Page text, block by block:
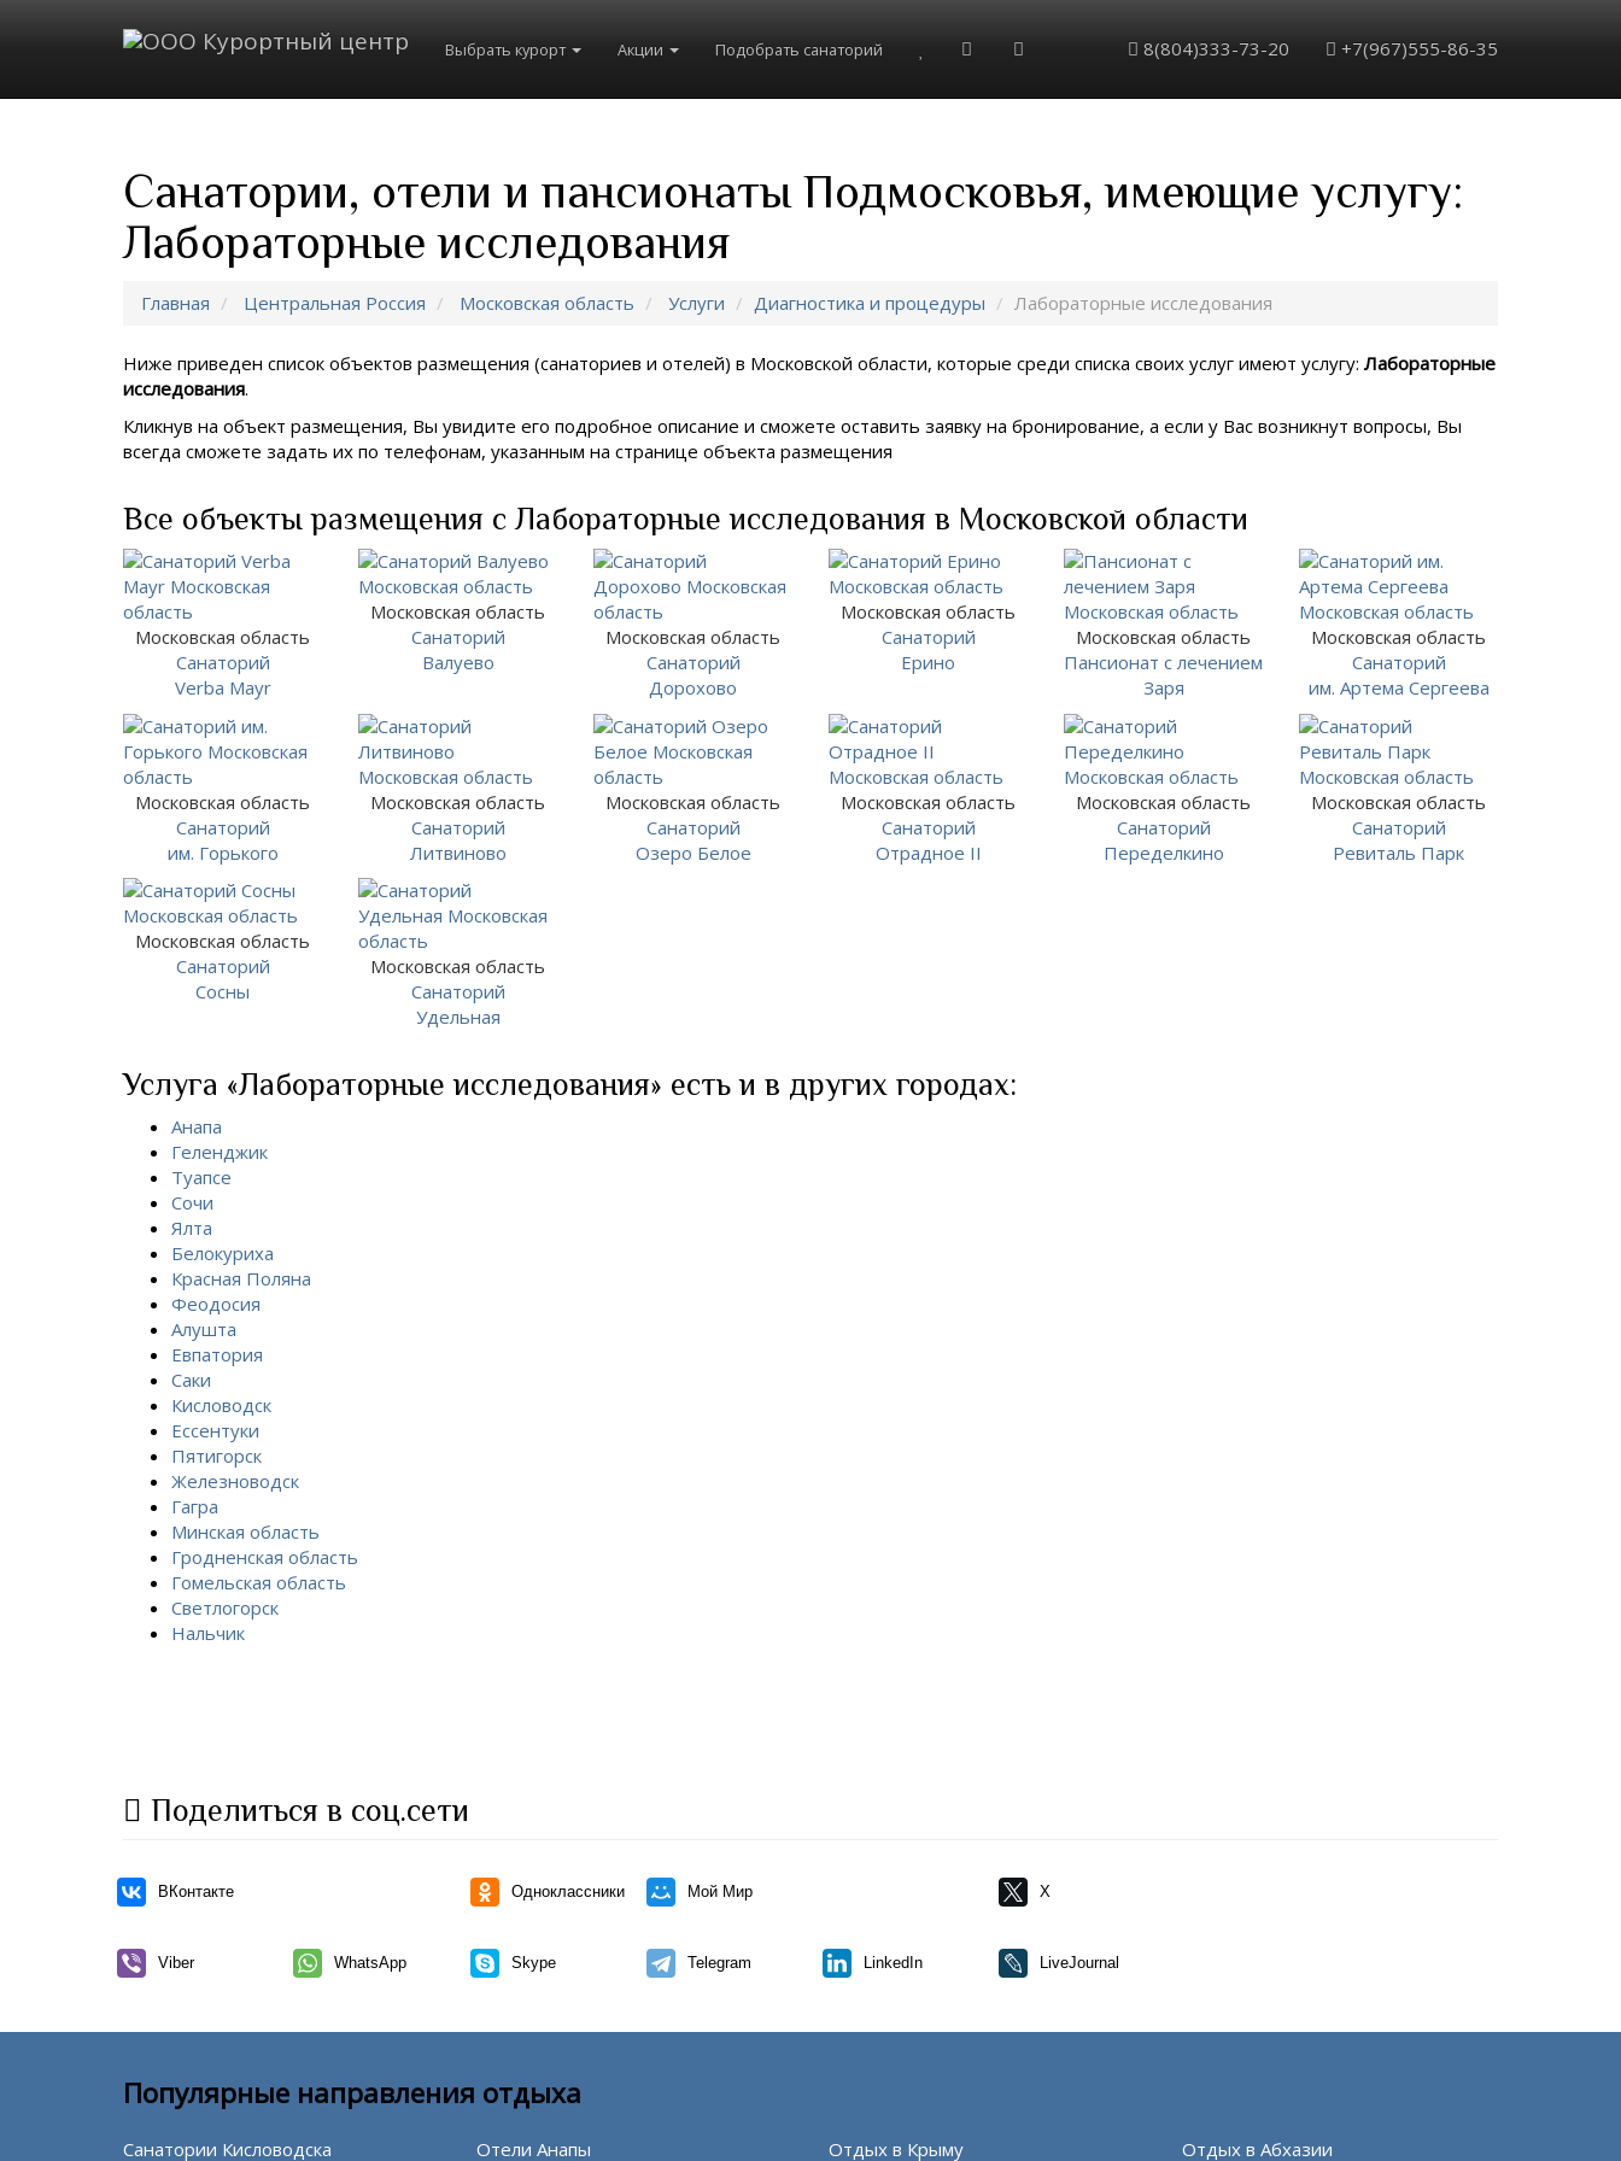
Выбрать курорт Акции Подобрать санаторий 8(804)333-73-20 +7(967)555-86-35
Санатории, отели и пансионаты Подмосковья, имеющие услугу:
Лабораторные исследования
Главная Центральная Россия Московская область Услуги Диагностика и процедуры Лабораторные исследования
Ниже приведен список объектов размещения (санаториев и отелей) в Московской области, которые среди списка своих услуг имеют услугу: Лабораторные
исследования.
Кликнув на объект размещения, Вы увидите его подробное описание и сможете оставить заявку на бронирование, а если у Вас возникнут вопросы, Вы
всегда сможете задать их по телефонам, указанным на странице объекта размещения
Все объекты размещения с Лабораторные исследования в Московской области
Московская область
Санаторий
Verba Mayr
Московская область
Санаторий
Валуево
Московская область
Санаторий
Дорохово
Московская область
Санаторий
Ерино
Московская область
Пансионат с лечением
Заря
Московская область
Санаторий
им. Артема Сергеева
Московская область
Санаторий
им. Горького
Московская область
Санаторий
Литвиново
Московская область
Санаторий
Озеро Белое
Московская область
Санаторий
Отрадное II
Московская область
Санаторий
Переделкино
Московская область
Санаторий
Ревиталь Парк
Московская область
Санаторий
Сосны
Московская область
Санаторий
Удельная
Услуга «Лабораторные исследования» есть и в других городах:
Анапа
Геленджик
Туапсе
Сочи
Ялта
Белокуриха
Красная Поляна
Феодосия
Алушта
Евпатория
Саки
Кисловодск
Ессентуки
Пятигорск
Железноводск
Гагра
Минская область
Гродненская область
Гомельская область
Светлогорск
Нальчик
Поделиться в соц.сети
ВКонтакте Одноклассники Мой Мир X
Viber WhatsApp Skype Telegram LinkedIn LiveJournal
Популярные направления отдыха
Санатории Кисловодска Отели Анапы Отдых в Крыму Отдых в Абхазии